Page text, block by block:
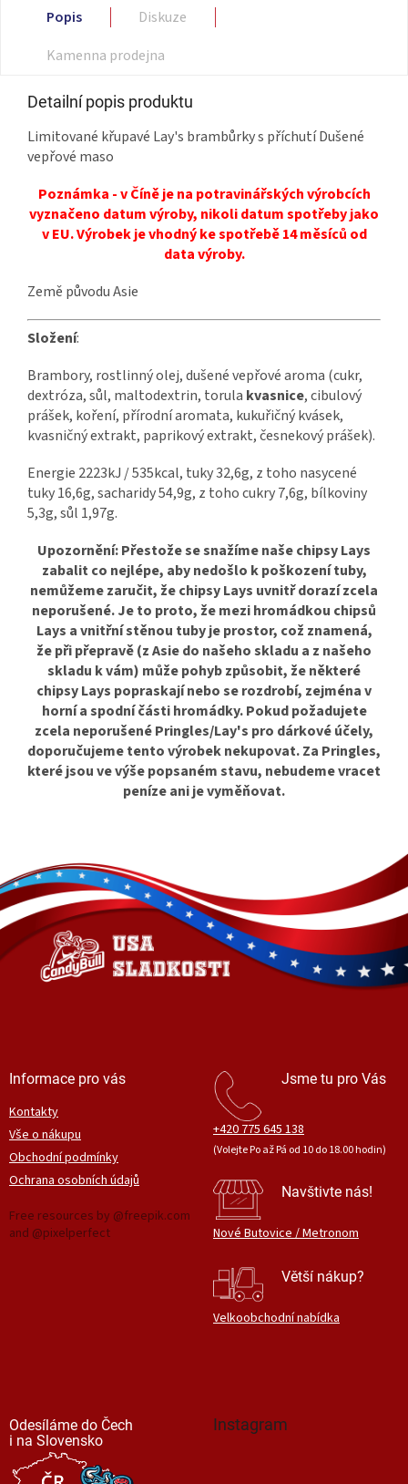
Popis
Diskuze
Kamenna prodejna
Detailní popis produktu
Limitované křupavé Lay's brambůrky s příchutí Dušené
vepřové maso
Poznámka - v Číně je na potravinářských výrobcích
vyznačeno datum výroby, nikoli datum spotřeby jako
v EU. Výrobek je vhodný ke spotřebě 14 měsíců od
data výroby.
Země původu Asie
Složení:
Brambory, rostlinný olej, dušené vepřové aroma (cukr,
dextróza, sůl, maltodextrin, torula kvasnice, cibulový
prášek, koření, přírodní aromata, kukuřičný kvásek,
kvasničný extrakt, paprikový extrakt, česnekový prášek).
Energie 2223kJ / 535kcal, tuky 32,6g, z toho nasycené
tuky 16,6g, sacharidy 54,9g, z toho cukry 7,6g, bílkoviny
5,3g, sůl 1,97g.
Upozornění: Přestože se snažíme naše chipsy Lays
zabalit co nejlépe, aby nedošlo k poškození tuby,
nemůžeme zaručit, že chipsy Lays uvnitř dorazí zcela
neporušené. Je to proto, že mezi hromádkou chipsů
Lays a vnitřní stěnou tuby je prostor, což znamená,
že při přepravě (z Asie do našeho skladu a z našeho
skladu k vám) může pohyb způsobit, že některé
chipsy Lays popraskají nebo se rozdrobí, zejména v
horní a spodní části hromádky. Pokud požadujete
zcela neporušené Pringles/Lay's pro dárkové účely,
doporučujeme tento výrobek nekupovat. Za Pringles,
které jsou ve výše popsaném stavu, nebudeme vracet
peníze ani je vyměňovat.
á
p
a
í
Informace pro vás
Kontakty
Vše o nákupu
Obchodní podmínky
Ochrana osobních údajů
Free resources by @freepik.com
and @pixelperfect
Jsme tu pro Vás
+420 775 645 138
(Volejte Po až Pá od 10 do 18.00 hodin)
Navštivte nás!
Nové Butovice / Metronom
Větší nákup?
Velkoobchodní nabídka
Odesíláme do Čech
i na Slovensko
Instagram